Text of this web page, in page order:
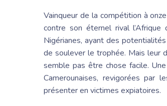
Vainqueur de la compétition à
contre son éternel rival
Nigérianes, ayant des
de soulever le trophée. Mais leur
semble pas être chose facile.
Camerounaises, revigorées par
présenter en victimes expiatoires.